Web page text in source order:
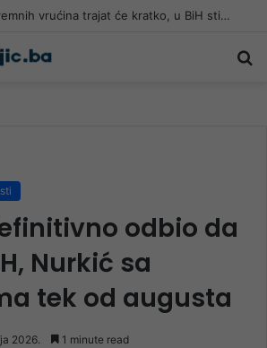
Požari kod Konjica i dalje aktivni, vatra prijeti kućama: Građani uznemireni, gašenje se nastavlja tokom noći
odbio da
Nurkić sa
tek od augusta
2026. 1 minute read